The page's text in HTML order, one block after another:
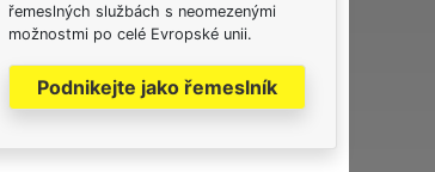
řemeslných službách s neomezenými
možnostmi po celé Evropské unii.
Podnikejte jako řemeslník